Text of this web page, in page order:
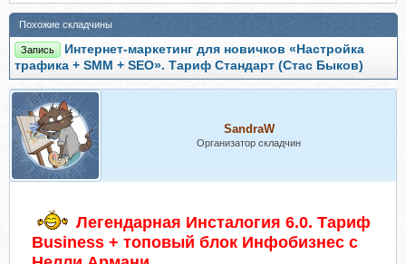
Похожие складчины
Запись
Интернет-маркетинг для новичков «Настройка
трафика + SMM + SEO». Тариф Стандарт (Стас Быков)
SandraW
Организатор складчин
Легендарная Инсталогия 6.0. Тариф
Business + топовый блок Инфобизнес с